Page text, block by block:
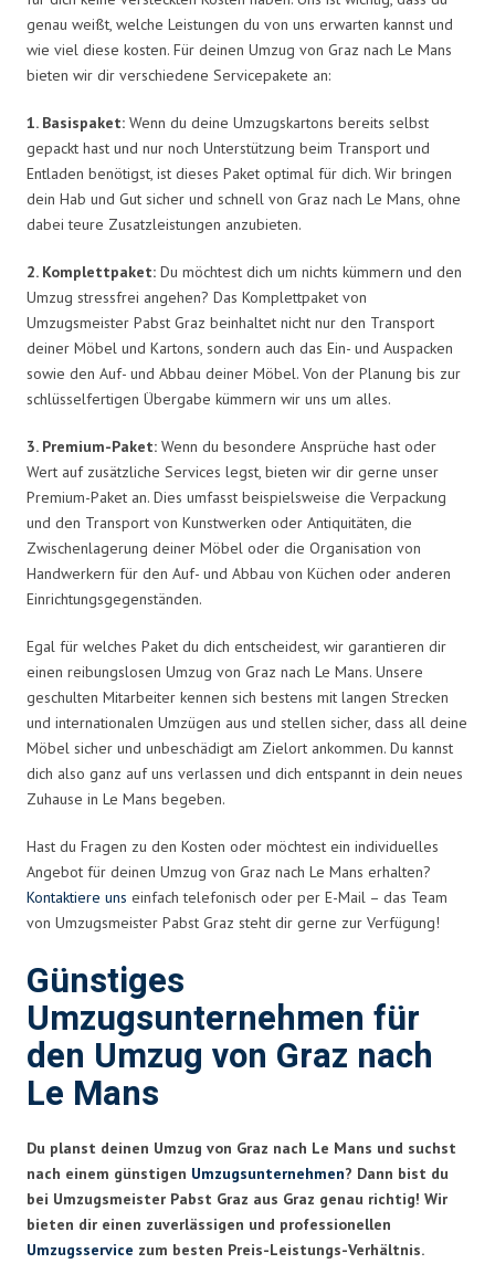
genau weißt, welche Leistungen du von uns erwarten kannst und
wie viel diese kosten. Für deinen Umzug von Graz nach Le Mans
bieten wir dir verschiedene Servicepakete an:
1. Basispaket: Wenn du deine Umzugskartons bereits selbst
gepackt hast und nur noch Unterstützung beim Transport und
Entladen benötigst, ist dieses Paket optimal für dich. Wir bringen
dein Hab und Gut sicher und schnell von Graz nach Le Mans, ohne
dabei teure Zusatzleistungen anzubieten.
2. Komplettpaket: Du möchtest dich um nichts kümmern und den
Umzug stressfrei angehen? Das Komplettpaket von
Umzugsmeister Pabst Graz beinhaltet nicht nur den Transport
deiner Möbel und Kartons, sondern auch das Ein- und Auspacken
sowie den Auf- und Abbau deiner Möbel. Von der Planung bis zur
schlüsselfertigen Übergabe kümmern wir uns um alles.
3. Premium-Paket: Wenn du besondere Ansprüche hast oder
Wert auf zusätzliche Services legst, bieten wir dir gerne unser
Premium-Paket an. Dies umfasst beispielsweise die Verpackung
und den Transport von Kunstwerken oder Antiquitäten, die
Zwischenlagerung deiner Möbel oder die Organisation von
Handwerkern für den Auf- und Abbau von Küchen oder anderen
Einrichtungsgegenständen.
Egal für welches Paket du dich entscheidest, wir garantieren dir
einen reibungslosen Umzug von Graz nach Le Mans. Unsere
geschulten Mitarbeiter kennen sich bestens mit langen Strecken
und internationalen Umzügen aus und stellen sicher, dass all deine
Möbel sicher und unbeschädigt am Zielort ankommen. Du kannst
dich also ganz auf uns verlassen und dich entspannt in dein neues
Zuhause in Le Mans begeben.
Hast du Fragen zu den Kosten oder möchtest ein individuelles
Angebot für deinen Umzug von Graz nach Le Mans erhalten?
Kontaktiere uns einfach telefonisch oder per E-Mail – das Team
von Umzugsmeister Pabst Graz steht dir gerne zur Verfügung!
Günstiges
Umzugsunternehmen für
den Umzug von Graz nach
Le Mans
Du planst deinen Umzug von Graz nach Le Mans und suchst
nach einem günstigen Umzugsunternehmen? Dann bist du
bei Umzugsmeister Pabst Graz aus Graz genau richtig! Wir
bieten dir einen zuverlässigen und professionellen
Umzugsservice zum besten Preis-Leistungs-Verhältnis.